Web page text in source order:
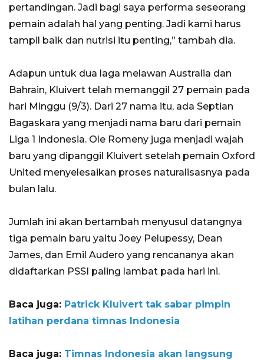
pertandingan. Jadi bagi saya performa seseorang
pemain adalah hal yang penting. Jadi kami harus
tampil baik dan nutrisi itu penting,” tambah dia.
Adapun untuk dua laga melawan Australia dan
Bahrain, Kluivert telah memanggil 27 pemain pada
hari Minggu (9/3). Dari 27 nama itu, ada Septian
Bagaskara yang menjadi nama baru dari pemain
Liga 1 Indonesia. Ole Romeny juga menjadi wajah
baru yang dipanggil Kluivert setelah pemain Oxford
United menyelesaikan proses naturalisasnya pada
bulan lalu.
Jumlah ini akan bertambah menyusul datangnya
tiga pemain baru yaitu Joey Pelupessy, Dean
James, dan Emil Audero yang rencananya akan
didaftarkan PSSI paling lambat pada hari ini.
Baca juga: Patrick Kluivert tak sabar pimpin
latihan perdana timnas Indonesia
Baca juga: Timnas Indonesia akan langsung